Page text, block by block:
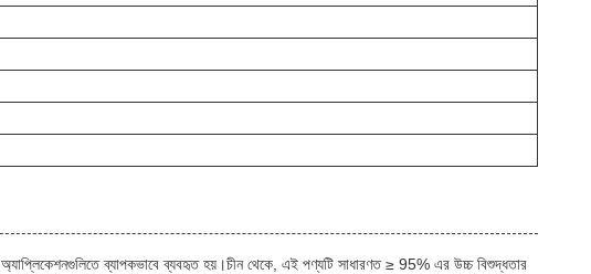
অ্যাপ্লিকেশনগুলিতে ব্যাপকভাবে ব্যবহৃত হয়।চীন থেকে, এই পণ্যটি সাধারণত ≥ 95% এর উচ্চ বিশুদ্ধতার